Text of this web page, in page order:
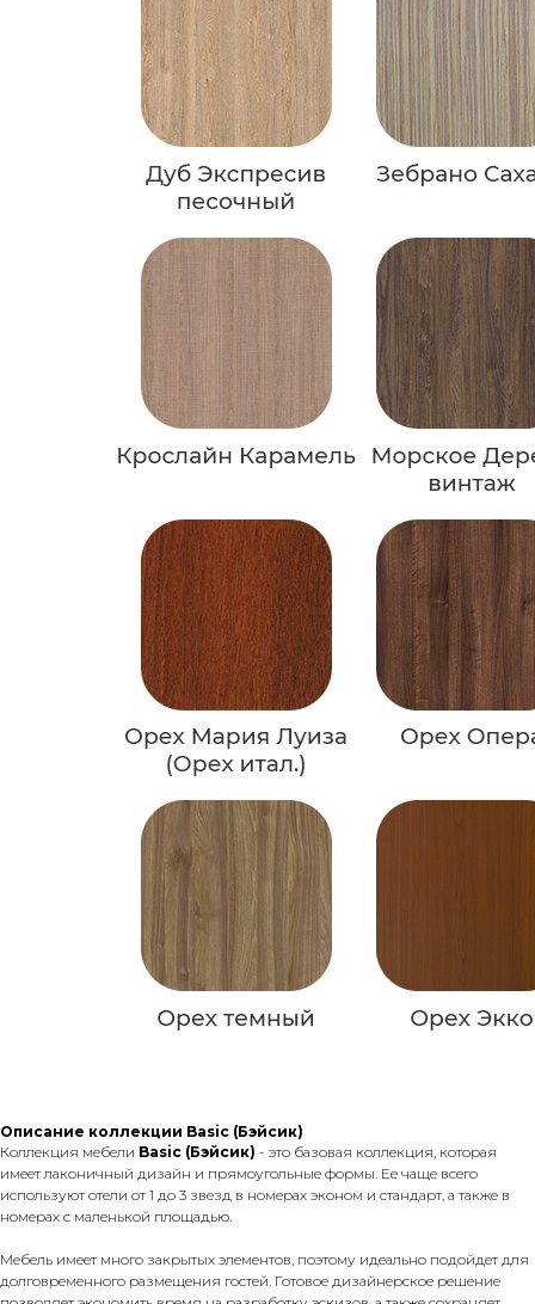
Описание коллекции Basic (Бэйсик)
Коллекция мебели Basic (Бэйсик) - это базовая коллекция, которая
имеет лаконичный дизайн и прямоугольные формы. Ее чаще всего
используют отели от 1 до 3 звезд в номерах эконом и стандарт, а также в
номерах с маленькой площадью.
Мебель имеет много закрытых элементов, поэтому идеально подойдет для
долговременного размещения гостей. Готовое дизайнерское решение